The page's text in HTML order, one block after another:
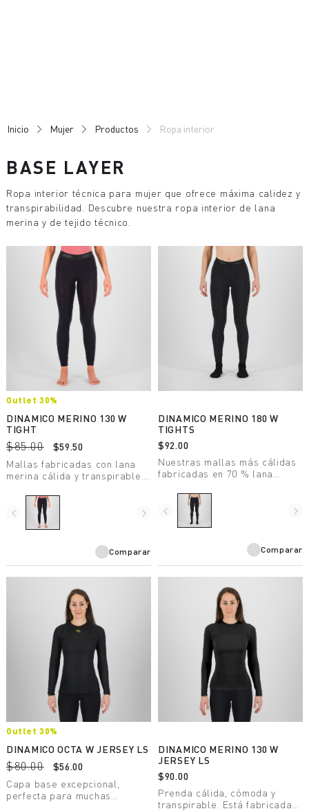
Inicio Mujer Productos Ropa interior
BASE LAYER
Ropa interior técnica para mujer que ofrece máxima calidez y
transpirabilidad. Descubre nuestra ropa interior de lana
merina y de tejido técnico.
Outlet 30%
DINAMICO MERINO 130 W
TIGHT
$85.00
$59.50
Mallas fabricadas con lana
merina cálida y transpirable.
contacto con la piel, están
fabricadas con lana
certificada libre de mulesing.
navigate_before navigate_next
Comparar
DINAMICO MERINO 180 W
TIGHTS
$92.00
Nuestras mallas más cálidas
fabricadas en 70 % lana
mulesing. Perfectas para
actividades invernales de baja
intensidad con temperaturas
navigate_before navigate_next
Comparar
Outlet 30%
DINAMICO OCTA W JERSEY LS
$80.00
$56.00
Capa base excepcional,
perfecta para muchas
DINAMICO MERINO 130 W
JERSEY LS
$90.00
Prenda cálida, cómoda y
transpirable. Está fabricada